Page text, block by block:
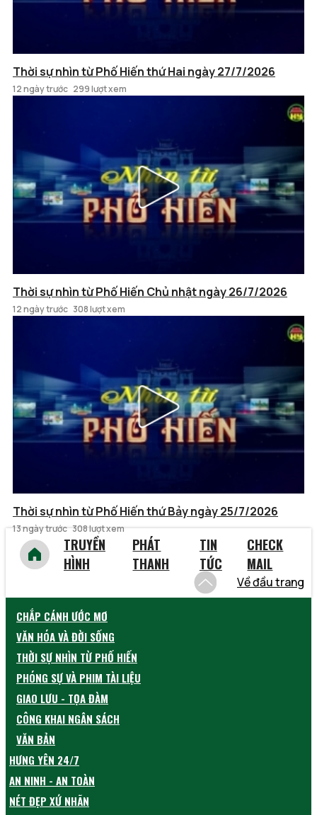
Thời sự nhìn từ Phố Hiến thứ Hai ngày 27/7/2026
12 ngày trước 299 lượt xem
Thời sự nhìn từ Phố Hiến Chủ nhật ngày 26/7/2026
12 ngày trước 308 lượt xem
Thời sự nhìn từ Phố Hiến thứ Bảy ngày 25/7/2026
13 ngày trước 308 lượt xem
TRUYỀN
HÌNH
PHÁT
THANH
TIN
TỨC
CHECK
MAIL
Về đầu trang
CHẮP CÁNH ƯỚC MƠ
VĂN HÓA VÀ ĐỜI SỐNG
THỜI SỰ NHÌN TỪ PHỐ HIẾN
PHÓNG SỰ VÀ PHIM TÀI LIỆU
GIAO LƯU - TỌA ĐÀM
CÔNG KHAI NGÂN SÁCH
VĂN BẢN
HƯNG YÊN 24/7
AN NINH - AN TOÀN
NÉT ĐẸP XỨ NHÃN